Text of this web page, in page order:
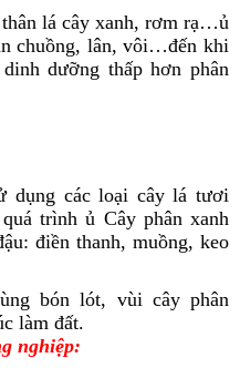
lá cây xanh, rơm rạ…ủ
chuồng, lân, vôi…đến khi
dưỡng thấp hơn phân
dụng các loại cây lá tươi
trình ủ Cây phân xanh
điền thanh, muồng, keo
bón lót, vùi cây phân
làm đất.
nghiệp: